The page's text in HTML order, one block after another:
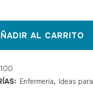
AL CARRITO
Enfermería, Ideas para